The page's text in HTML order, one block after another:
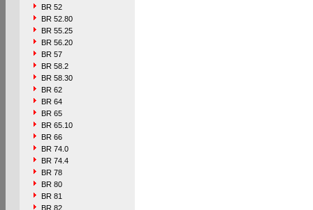
BR 52
BR 52.80
BR 55.25
BR 56.20
BR 57
BR 58.2
BR 58.30
BR 62
BR 64
BR 65
BR 65.10
BR 66
BR 74.0
BR 74.4
BR 78
BR 80
BR 81
BR 82